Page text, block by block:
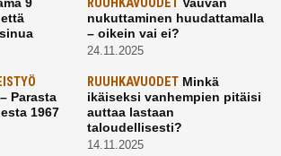
RUUHKAVUODET
nukuttaminen huudattamalla
– oikein vai ei?
24.11.2025
Parasta
1967
RUUHKAVUODETMinkä
ikäiseksi vanhempien pitäisi
auttaa lastaan
taloudellisesti?
14.11.2025